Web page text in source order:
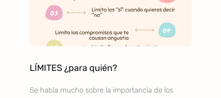
LÍMITES ¿para quién?
Se habla mucho sobre la importancia de los